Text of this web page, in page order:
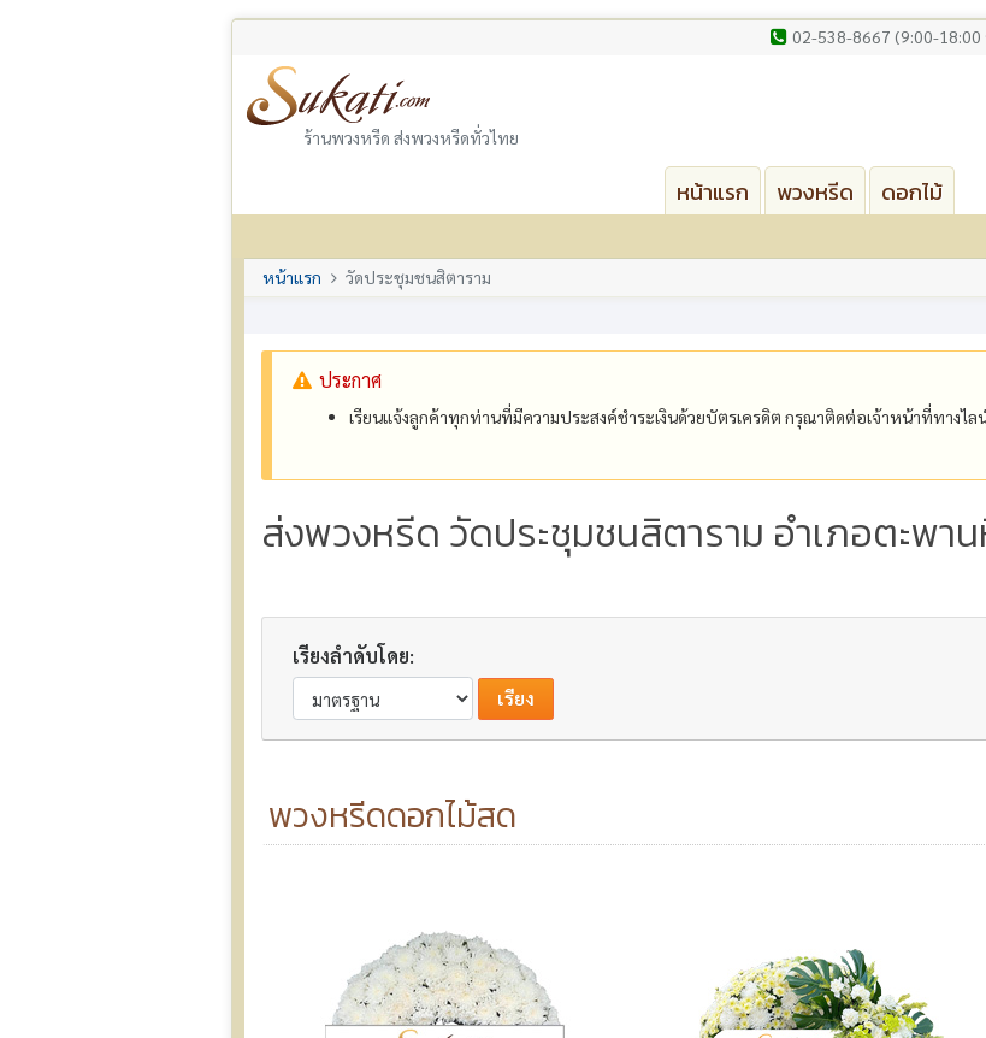
02-538-8667 (9:00-18:00
ร้านพวงหรีด ส่งพวงหรีดทั่วไทย
หน้าแรก พวงหรีด ดอกไม้
หน้าแรก วัดประชุมชนสิตาราม
ประกาศ
เรียนแจ้งลูกค้าทุกท่านที่มีความประสงค์ชำระเงินด้วยบัตรเครดิต กรุณาติดต่อเจ้าหน้าที่ทางไ
ส่งพวงหรีด วัดประชุมชนสิตาราม อำเภอตะพา
เรียงลำดับโดย:
พวงหรีดดอกไม้สด